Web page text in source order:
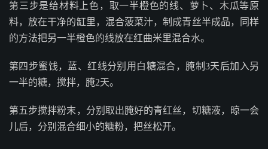
第三步是给材料上色，取一半橙色的线、萝卜、木瓜等原
料，放在干净的缸里，混合菠菜汁，制成青丝半成品，同样
的方法把另一半橙色的线放在红曲米里混合水。
第四步蜜饯，蓝、红线分别用白糖混合，腌制3天后加入另
一半的糖，搅拌，腌2天。
第五步搅拌粉末，分别取出腌好的青红丝，切糖液，晾一会
儿后，分别混合细小的糖粉，把丝松开。